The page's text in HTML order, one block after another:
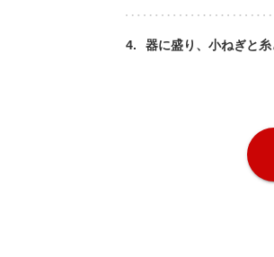
4. 器に盛り、小ねぎと